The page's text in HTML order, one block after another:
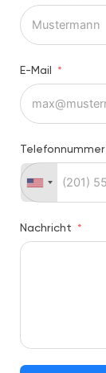
E-Mail
Telefonnummer
Nachricht